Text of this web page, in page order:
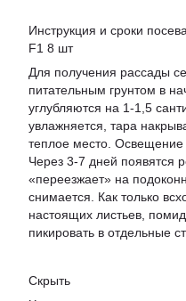
Инструкция и сроки
F1 8 шт
Для получения рассады
питательным грунтом в
углубляются на 1-1,5
увлажняется, тара
теплое место. Освещение
Через 3-7 дней появятся
«переезжает» на
снимается. Как только
настоящих листьев,
пикировать в отдельные
Скрыть